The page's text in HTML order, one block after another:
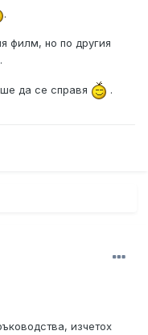
.
филм, но по другия
.
да се справя .
изчетох